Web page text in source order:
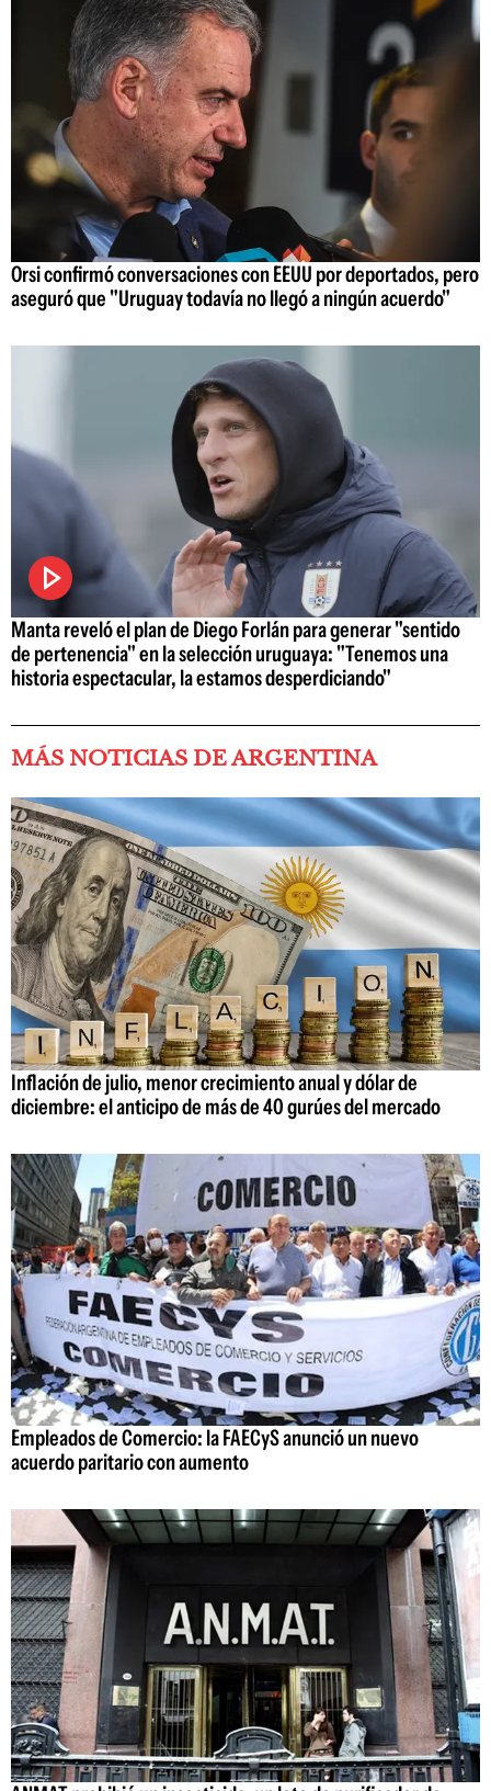
Orsi confirmó conversaciones con EEUU por deportados, pero
aseguró que "Uruguay todavía no llegó a ningún acuerdo"
Manta reveló el plan de Diego Forlán para generar "sentido
de pertenencia" en la selección uruguaya: "Tenemos una
historia espectacular, la estamos desperdiciando"
MÁS NOTICIAS DE ARGENTINA
Inflación de julio, menor crecimiento anual y dólar de
diciembre: el anticipo de más de 40 gurúes del mercado
Empleados de Comercio: la FAECyS anunció un nuevo
acuerdo paritario con aumento